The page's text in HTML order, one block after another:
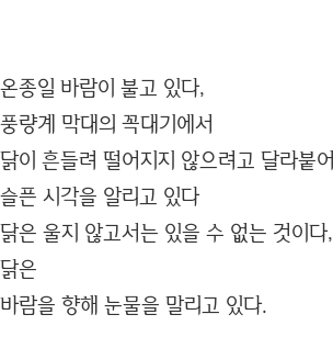
온종일 바람이 불고 있다,
풍량계 막대의 꼭대기에서
닭이 흔들려 떨어지지 않으려고 달라붙어
슬픈 시각을 알리고 있다
닭은 울지 않고서는 있을 수 없는 것이다,
닭은
바람을 향해 눈물을 말리고 있다.